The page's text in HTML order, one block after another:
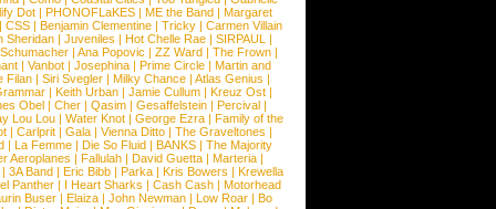
Dot | PHONOFLaKES | ME the Band | Margaret
CSS| Benjamin Clementine| Tricky| Carmen Villain
Sheridan| Juveniles | Hot Chelle Rae| SIRPAUL
|
| Ana Popovic | ZZ Ward | The Frown |
| Vanbot | Josephina | Prime Circle | Martin and
Filan | Siri Svegler | Milky Chance | Atlas Genius |
| Keith Urban | Jamie Cullum | Kreuz Ost |
Obel | Cher | Qasim | Gesaffelstein | Percival |
Lou Lou | Water Knot | George Ezra | Family of the
| Carlprit| Gala| Vienna Ditto| The Graveltones |
| La Femme | Die So Fluid | BANKS | The Majority
Aeroplanes | Fallulah | David Guetta | Marteria |
3A Band| Eric Bibb| Parka| Kris Bowers | Krewella
Panther| I Heart Sharks | Cash Cash| Motorhead
Buser | Elaiza | John Newman | Low Roar | Bo